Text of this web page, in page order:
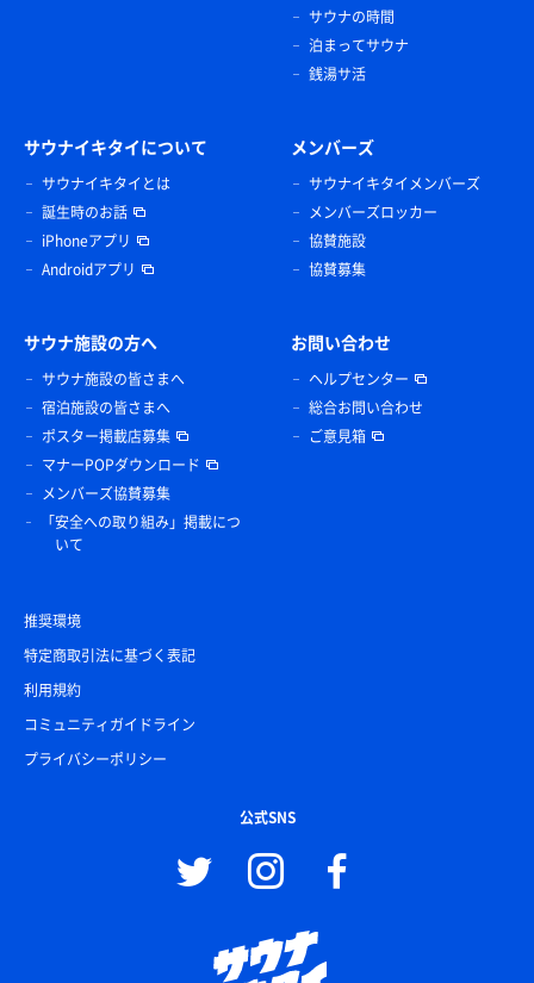
サウナの時間
泊まってサウナ
銭湯サ活
サウナイキタイについて
サウナイキタイとは
誕生時のお話
iPhoneアプリ
Androidアプリ
メンバーズ
サウナイキタイメンバーズ
メンバーズロッカー
協賛施設
協賛募集
サウナ施設の方へ
サウナ施設の皆さまへ
宿泊施設の皆さまへ
ポスター掲載店募集
マナーPOPダウンロード
メンバーズ協賛募集
「安全への取り組み」掲載につ
いて
お問い合わせ
ヘルプセンター
総合お問い合わせ
ご意見箱
推奨環境
特定商取引法に基づく表記
利用規約
コミュニティガイドライン
プライバシーポリシー
公式SNS